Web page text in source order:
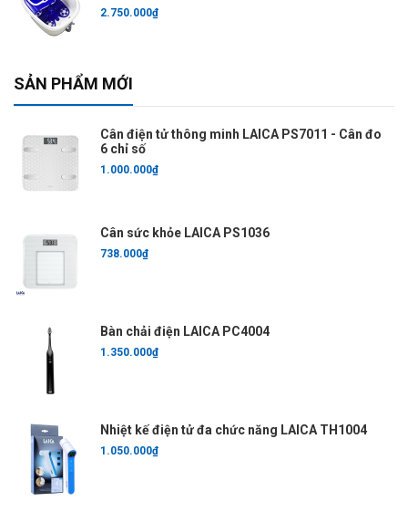
2.750.000₫
SẢN PHẨM MỚI
Cân điện tử thông minh LAICA PS7011 - Cân đo
6 chỉ số
1.000.000₫
Cân sức khỏe LAICA PS1036
738.000₫
Bàn chải điện LAICA PC4004
1.350.000₫
Nhiệt kế điện tử đa chức năng LAICA TH1004
1.050.000₫